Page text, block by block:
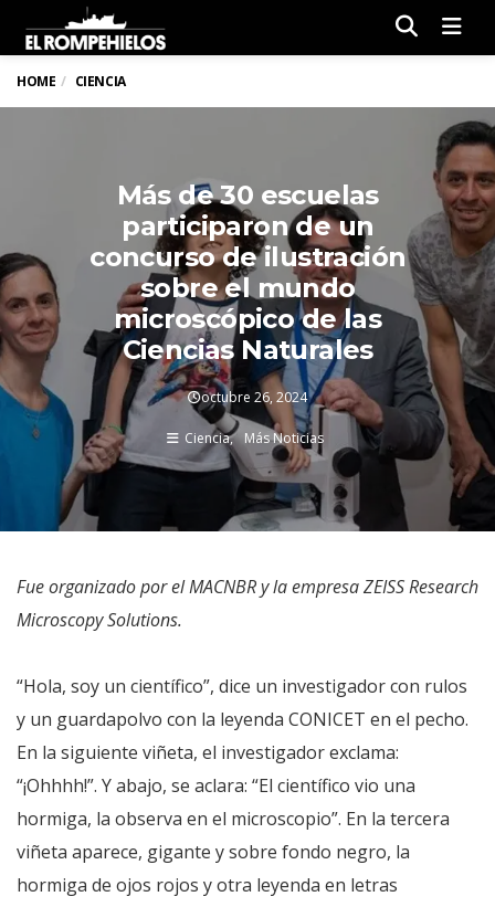
HOME CIENCIA
Más de 30 escuelas
participaron de un
concurso de ilustración
sobre el mundo
microscópico de las
Ciencias Naturales
octubre 26, 2024
Ciencia Más Noticias
Fue organizado por el MACNBR y la empresa ZEISS Research
Microscopy Solutions.
“Hola, soy un científico”, dice un investigador con rulos
y un guardapolvo con la leyenda CONICET en el pecho.
En la siguiente viñeta, el investigador exclama:
“¡Ohhhh!”. Y abajo, se aclara: “El científico vio una
hormiga, la observa en el microscopio”. En la tercera
viñeta aparece, gigante y sobre fondo negro, la
hormiga de ojos rojos y otra leyenda en letras